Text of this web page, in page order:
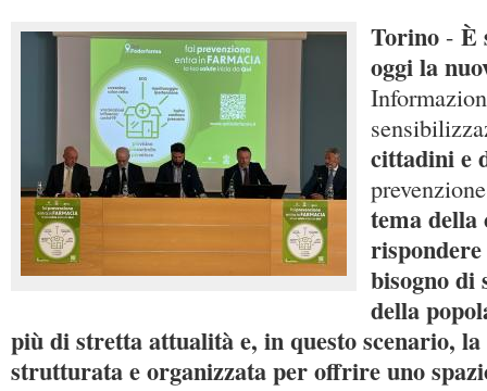
Torino - È
oggi la
cittadini e
tema della
bisogno di
della
più di stretta attualità e, in questo scenario,
strutturata e organizzata per offrire uno